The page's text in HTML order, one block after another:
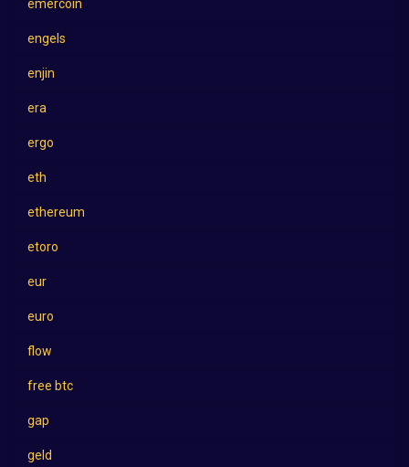
emercoin
engels
enjin
era
ergo
eth
ethereum
etoro
eur
euro
flow
free btc
gap
geld